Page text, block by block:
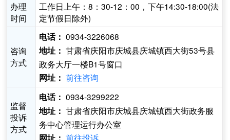
办理
时间
工作日上午：8：30-12：00，下午14:30-18:00(法
定节假日除外)
咨询
方式
电话： 0934-3226068
地址： 甘肃省庆阳市庆城县庆城镇西大街53号县
政务大厅一楼B1号窗口
网址： 前往咨询
监督
投诉
方式
电话： 0934-3299222
地址： 甘肃省庆阳市庆城县庆城镇西大街政务服
务中心管理运行办公室
前往投诉